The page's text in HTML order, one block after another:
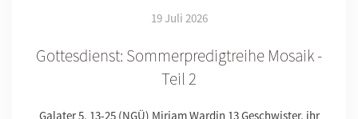
19 Juli 2026
Gottesdienst: Sommerpredigtreihe Mosaik -
Teil 2
Galater 5, 13-25 (NGÜ) Miriam Wardin 13 Geschwister, ihr